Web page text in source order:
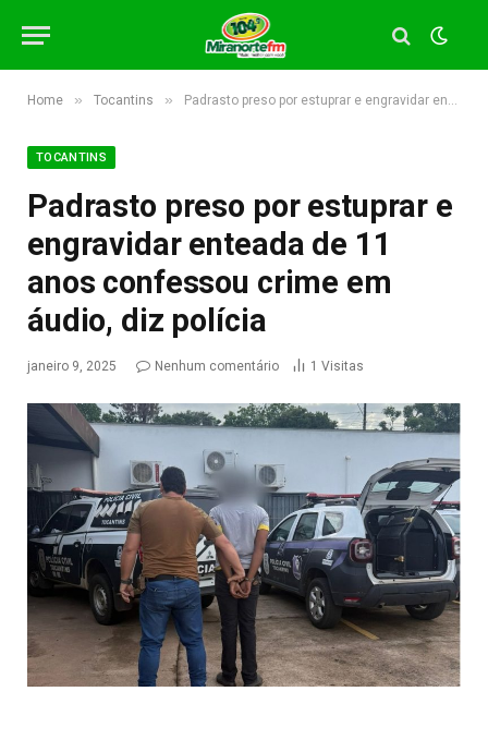
Home » Tocantins » Padrasto preso por estuprar e engravidar enteada de 11 anos confessou crime em áudio, diz polícia
TOCANTINS
Padrasto preso por estuprar e
engravidar enteada de 11
anos confessou crime em
áudio, diz polícia
janeiro 9, 2025 Nenhum comentário 1 Visitas